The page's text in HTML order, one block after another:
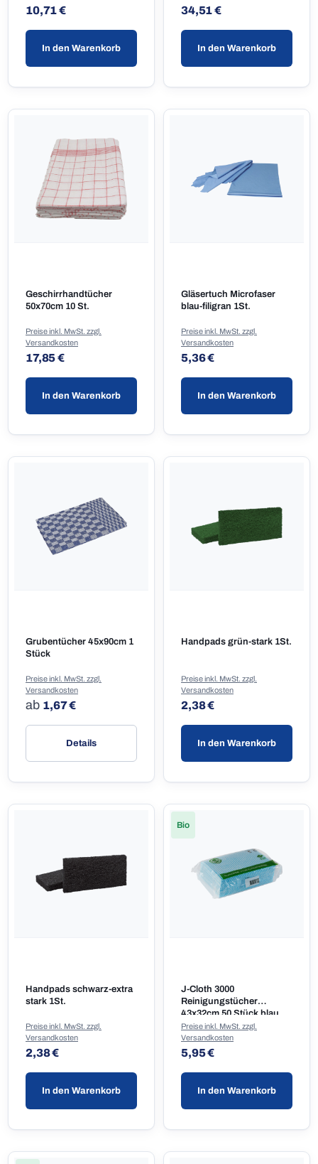
Regulärer Preis:
10,71 €
In den Warenkorb
Regulärer Preis:
34,51 €
In den Warenkorb
Geschirrhandtücher
50x70cm 10 St.
Regulärer Preis:
17,85 €
Preise inkl. MwSt. zzgl.
Versandkosten
In den Warenkorb
Gläsertuch Microfaser
blau-filigran 1St.
Regulärer Preis:
5,36 €
Preise inkl. MwSt. zzgl.
Versandkosten
In den Warenkorb
Grubentücher 45x90cm 1
Stück
Regulärer Preis:
ab 1,67 €
Preise inkl. MwSt. zzgl.
Versandkosten
Details
Handpads grün-stark 1St.
Regulärer Preis:
2,38 €
Preise inkl. MwSt. zzgl.
Versandkosten
In den Warenkorb
Handpads schwarz-extra
stark 1St.
Regulärer Preis:
2,38 €
Preise inkl. MwSt. zzgl.
Versandkosten
In den Warenkorb
Bio
J-Cloth 3000
Reinigungstücher
43x32cm 50 Stück blau
Regulärer Preis:
5,95 €
Preise inkl. MwSt. zzgl.
Versandkosten
In den Warenkorb